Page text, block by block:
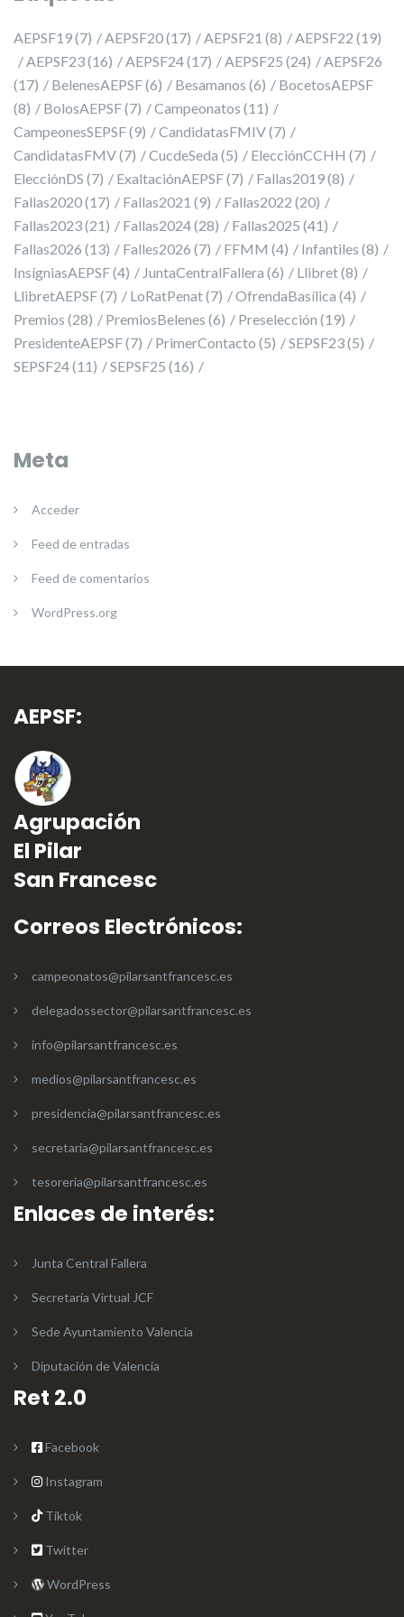
AEPSF19(7) AEPSF20(17) AEPSF21 (8) AEPSF22 (19)
AEPSF23(16) AEPSF24(17) AEPSF25 (24)
AEPSF26
(17)
BelenesAEPSF(6) Besamanos (6)
BocetosAEPSF
(8)
BolosAEPSF(7) Campeonatos (11)
CampeonesSEPSF(9) CandidatasFMIV(7)
CandidatasFMV(7) CucdeSeda (5) ElecciónCCHH (7)
ElecciónDS (7) ExaltaciónAEPSF(7) Fallas2019(8)
Fallas2020(17) Fallas2021 (9) Fallas2022 (20)
Fallas2023(21) Fallas2024(28) Fallas2025 (41)
Fallas2026 (13) Falles2026 (7) FFMM (4) Infantiles (8)
InsígniasAEPSF(4) JuntaCentralFallera (6) Llibret(8)
LlibretAEPSF(7) LoRatPenat(7) OfrendaBasílica (4)
Premios (28) PremiosBelenes (6) Preselección (19)
PresidenteAEPSF(7) PrimerContacto (5) SEPSF23(5)
SEPSF24(11) SEPSF25 (16)
Meta
Acceder
Feed de entradas
Feed de comentarios
WordPress.org
AEPSF:
Agrupación
El Pilar
San Francesc
Correos Electrónicos:
campeonatos@pilarsantfrancesc.es
delegadossector@pilarsantfrancesc.es
info@pilarsantfrancesc.es
medios@pilarsantfrancesc.es
presidencia@pilarsantfrancesc.es
secretaria@pilarsantfrancesc.es
tesoreria@pilarsantfrancesc.es
Enlaces de interés:
Junta Central Fallera
Secretaría Virtual JCF
Sede Ayuntamiento Valencia
Diputación de Valencia
Ret 2.0
Facebook
Instagram
Tiktok
Twitter
WordPress